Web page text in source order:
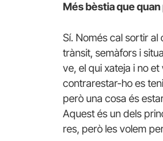
Més bèstia que
Sí. Només cal sortir
trànsit, semàfors i
ve, el qui xateja i no
contrarestar-ho es
però una cosa és
Aquest és un dels
res, però les volem